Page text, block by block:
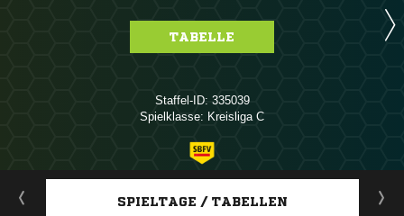
TABELLE
Staffel-ID: 335039
Spielklasse: Kreisliga C
ANZEIGE
SPIELTAGE / TABELLEN